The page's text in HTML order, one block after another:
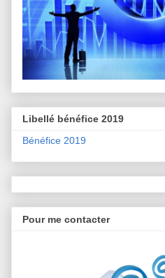
Libellé bénéfice 2019
Bénéfice 2019
Pour me contacter